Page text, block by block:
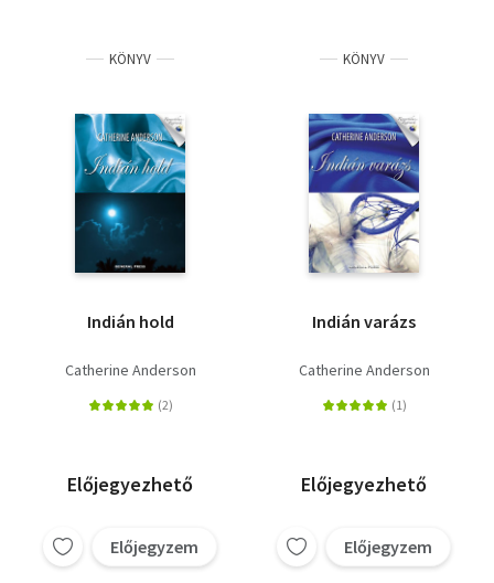
KÖNYV
Indián hold
Catherine Anderson
Előjegyezhető
Előjegyzem
KÖNYV
Indián varázs
Catherine Anderson
Előjegyezhető
Előjegyzem